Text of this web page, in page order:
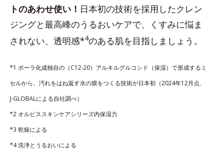
トのあわせ使い！ 日本初の技術を採用したクレン
ジングと最高峰のうるおいケアで、くすみに悩ま
されない、透明感*4のある肌を目指しましょう。
*1 ポーラ化成独自の（C12-20）アルキルグルコシド（保湿）で形成するミ
セルから、汚れをはね返す水の膜をつくる技術が日本初（2024年12月点、
J-GLOBALによる自社調べ）
*2 オルビススキンケアシリーズ内保湿力
*3 乾燥による
*4 洗浄とうるおいによる